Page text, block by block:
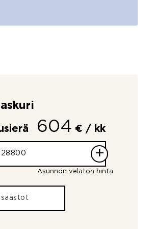
604 € / kk
+
Asunnon velaton hinta